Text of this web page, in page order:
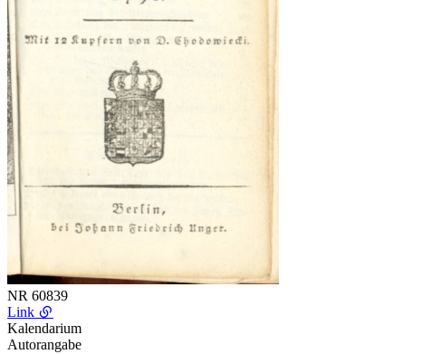
NR 60839
Link
Kalendarium
Autorangabe